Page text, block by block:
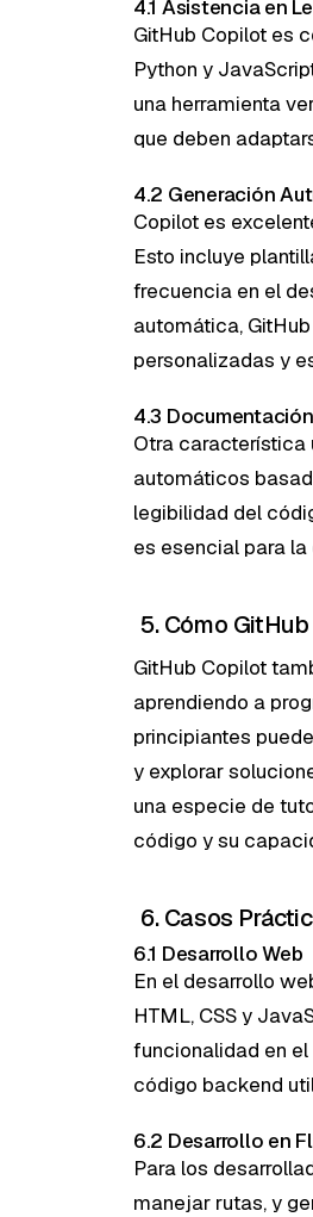
4.1 Asistencia en
GitHub Copilot es
Python y
una herramienta
que deben
4.2 Generación
Copilot es
Esto incluye
frecuencia en el
automática,
personalizadas y
4.3
Otra característica
automáticos
legibilidad del
es esencial para
5. Cómo
GitHub Copilot
aprendiendo a
principiantes
y explorar
una especie de
código y su
6. Casos
6.1 Desarrollo Web
En el desarrollo
HTML, CSS y
funcionalidad en
código backend
6.2 Desarrollo en
Para los
manejar rutas, y